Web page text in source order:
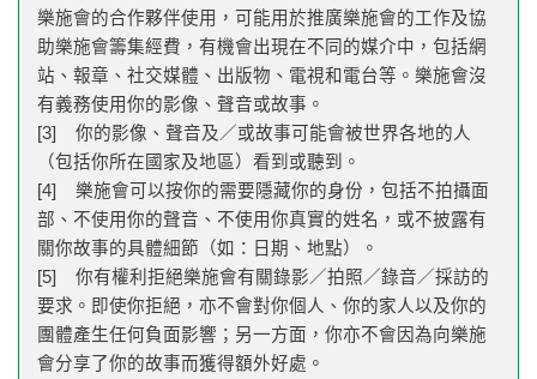
樂施會的合作夥伴使用，可能用於推廣樂施會的工作及協
助樂施會籌集經費，有機會出現在不同的媒介中，包括網
站、報章、社交媒體、出版物、電視和電台等。樂施會沒
有義務使用你的影像、聲音或故事。
[3] 你的影像、聲音及／或故事可能會被世界各地的人
（包括你所在國家及地區）看到或聽到。
[4] 樂施會可以按你的需要隱藏你的身份，包括不拍攝面
部、不使用你的聲音、不使用你真實的姓名，或不披露有
關你故事的具體細節（如：日期、地點）。
[5] 你有權利拒絕樂施會有關錄影／拍照／錄音／採訪的
要求。即使你拒絕，亦不會對你個人、你的家人以及你的
團體產生任何負面影響；另一方面，你亦不會因為向樂施
會分享了你的故事而獲得額外好處。